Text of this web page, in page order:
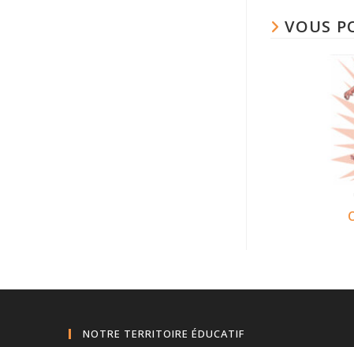
VOUS
NOTRE TERRITOIRE ÉDUCATIF